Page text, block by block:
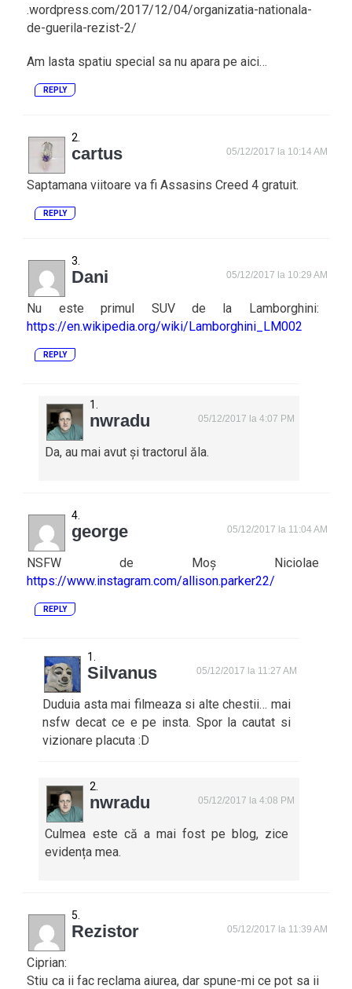
.wordpress.com/2017/12/04/organizatia-nationala-
de-guerila-rezist-2/
Am lasta spatiu special sa nu apara pe aici…
REPLY
cartus 05/12/2017 la 10:14 AM
Saptamana viitoare va fi Assasins Creed 4 gratuit.
REPLY
Dani 05/12/2017 la 10:29 AM
Nu este primul SUV de la Lamborghini:
https://en.wikipedia.org/wiki/Lamborghini_LM002
REPLY
nwradu 05/12/2017 la 4:07 PM
Da, au mai avut și tractorul ăla.
george 05/12/2017 la 11:04 AM
NSFW de Moș Niciolae
https://www.instagram.com/allison.parker22/
REPLY
Silvanus 05/12/2017 la 11:27 AM
Duduia asta mai filmeaza si alte chestii… mai
nsfw decat ce e pe insta. Spor la cautat si
vizionare placuta :D
nwradu 05/12/2017 la 4:08 PM
Culmea este că a mai fost pe blog, zice
evidența mea.
Rezistor 05/12/2017 la 11:39 AM
Ciprian:
Stiu ca ii fac reclama aiurea, dar spune-mi ce pot sa ii